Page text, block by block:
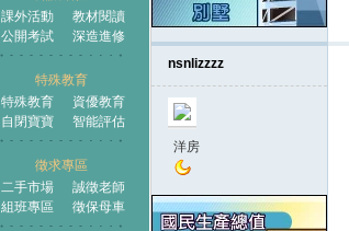
課外活動
教材閱讀
公開考試
深造進修
特殊教育
特殊教育
資優教育
自閉寶寶
智能評估
徵求專區
二手市場
誠徵老師
組班專區
徵保母車
nsnlizzzz
洋房